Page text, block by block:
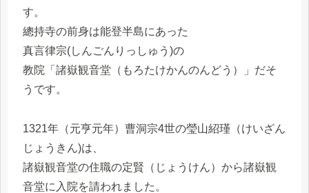
す。
總持寺の前身は能登半島にあった
真言律宗(しんごんりっしゅう)の
教院「諸嶽観音堂（もろたけかんのんどう）」だそ
うです。
1321年（元亨元年）曹洞宗4世の瑩山紹瑾（けいざん
じょうきん)は、
諸嶽観音堂の住職の定賢（じょうけん）から諸嶽観
音堂に入院を請われました。